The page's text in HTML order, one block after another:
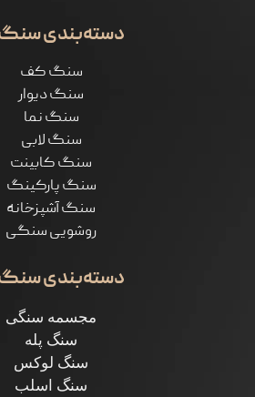
دسته‌بندی
سنگ کف
سنگ دیوار
سنگ نما
سنگ لابی
سنگ کابینت
سنگ پارکینگ
سنگ آشپزخانه
روشویی سنگی
دسته‌بندی
مجسمه سنگی
سنگ پله
سنگ لوکس
سنگ اسلب